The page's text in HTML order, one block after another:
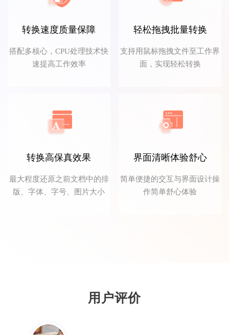
转换速度质量保障
搭配多核心，CPU处理技术快
速提高工作效率
轻松拖拽批量转换
支持用鼠标拖拽文件至工作界
面，实现轻松转换
转换高保真效果
最大程度还原之前文档中的排
版、字体、字号、图片大小
界面清晰体验舒心
简单便捷的交互与界面设计操
作简单舒心体验
用户评价
FDG音信果子